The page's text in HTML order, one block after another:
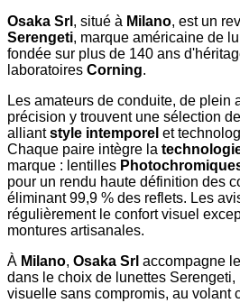
Osaka Srl , situé à Milano, est un
Serengeti, marque américaine de
fondée sur plus de 140 ans
laboratoires Corning.
Les amateurs de conduite, de plein
précision y trouvent une sélection
alliantstyle intemporel et
Chaque paire intègre la
marque : lentilles
pour un rendu haute définition des
éliminant 99,9 % des reflets. Les
régulièrement le confort visuel
montures artisanales.
À Milano, Osaka Srl accompagne
dans le choix de lunettes
visuelle sans compromis, au volant